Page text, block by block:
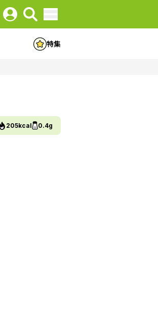
特集
205kcal 0.4g